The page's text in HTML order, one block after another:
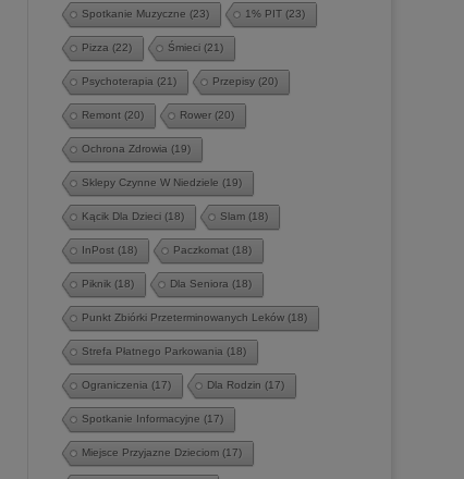
Spotkanie Muzyczne (23) 1% PIT (23)
Pizza (22) Śmieci (21)
Psychoterapia (21) Przepisy (20)
Remont (20) Rower (20)
Ochrona Zdrowia (19)
Sklepy Czynne W Niedziele (19)
Kącik Dla Dzieci (18) Slam (18)
InPost (18) Paczkomat (18)
Piknik (18) Dla Seniora (18)
Punkt Zbiórki Przeterminowanych Leków (18)
Strefa Płatnego Parkowania (18)
Ograniczenia (17) Dla Rodzin (17)
Spotkanie Informacyjne (17)
Miejsce Przyjazne Dzieciom (17)